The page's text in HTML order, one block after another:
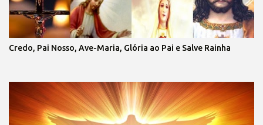
Credo, Pai Nosso, Ave-Maria, Glória ao Pai e Salve Rainha